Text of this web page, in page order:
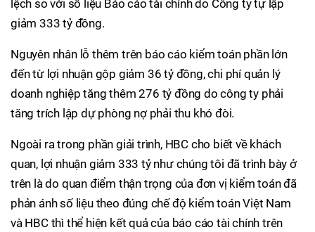
lệch so với số liệu Báo cáo tài chính do Công ty tự lập
giảm 333 tỷ đồng.
Nguyên nhân lỗ thêm trên báo cáo kiểm toán phần lớn
đến từ lợi nhuận gộp giảm 36 tỷ đồng, chi phí quản lý
doanh nghiệp tăng thêm 276 tỷ đồng do công ty phải
tăng trích lập dự phòng nợ phải thu khó đòi.
Ngoài ra trong phần giải trình, HBC cho biết về khách
quan, lợi nhuận giảm 333 tỷ như chúng tôi đã trình bày ở
trên là do quan điểm thận trọng của đơn vị kiểm toán đã
phản ánh số liệu theo đúng chế độ kiểm toán Việt Nam
và HBC thì thể hiện kết quả của báo cáo tài chính trên